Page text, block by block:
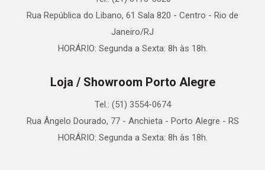
Rua República do Libano, 61 Sala 820 - Centro - Rio de
Janeiro/RJ
HORÁRIO: Segunda a Sexta: 8h às 18h.
Loja / Showroom Porto Alegre
Tel.: (51) 3554-0674
Rua Ângelo Dourado, 77 - Anchieta - Porto Alegre - RS
HORÁRIO: Segunda a Sexta: 8h às 18h.